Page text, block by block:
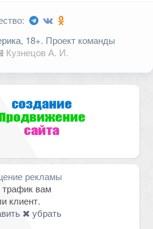
не будет
поля
18+. Проект команды
Кузнецов А. И.
рекламы
трафик вам
клиент.
убрать